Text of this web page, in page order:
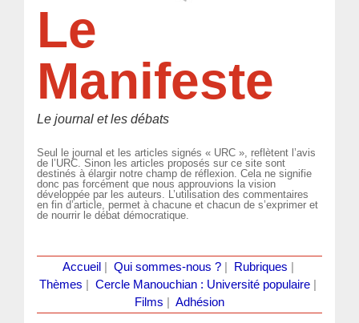
Le
Manifeste
Le journal et les débats
Seul le journal et les articles signés « URC », reflètent l’avis
de l’URC. Sinon les articles proposés sur ce site sont
destinés à élargir notre champ de réflexion. Cela ne signifie
donc pas forcément que nous approuvions la vision
développée par les auteurs. L’utilisation des commentaires
en fin d’article, permet à chacune et chacun de s’exprimer et
de nourrir le débat démocratique.
Accueil Qui sommes-nous ?| Rubriques
Thèmes
Cercle Manouchian : Université populaire
Films
Adhésion